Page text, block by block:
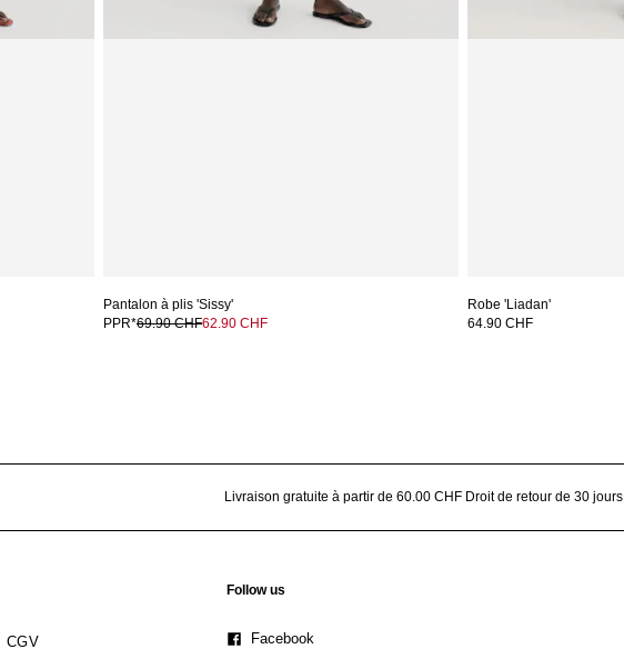
Pantalon à plis 'Sissy'
PPR*69.90 CHF62.90 CHF
Robe 'Liadan'
64.90 CHF
Livraison gratuite à partir de 60.00 CHF Droit de retour de 30 jours
CGV
Follow us
Facebook